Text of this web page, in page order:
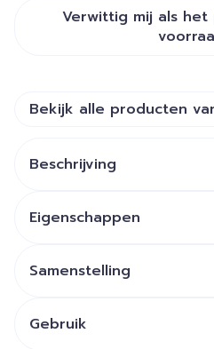
Verwittig mij als
Bekijk alle producten
Beschrijving
Eigenschappen
Samenstelling
Gebruik